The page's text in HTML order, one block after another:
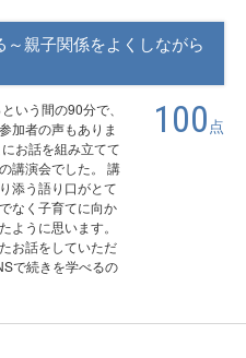
親子関係をよくしながら
いう間の90分で、
加者の声もありま
お話を組み立てて
講演会でした。 講
添う語り口がとて
なく子育てに向か
ように思います。
お話をしていただ
で続きを学べるの
100 点